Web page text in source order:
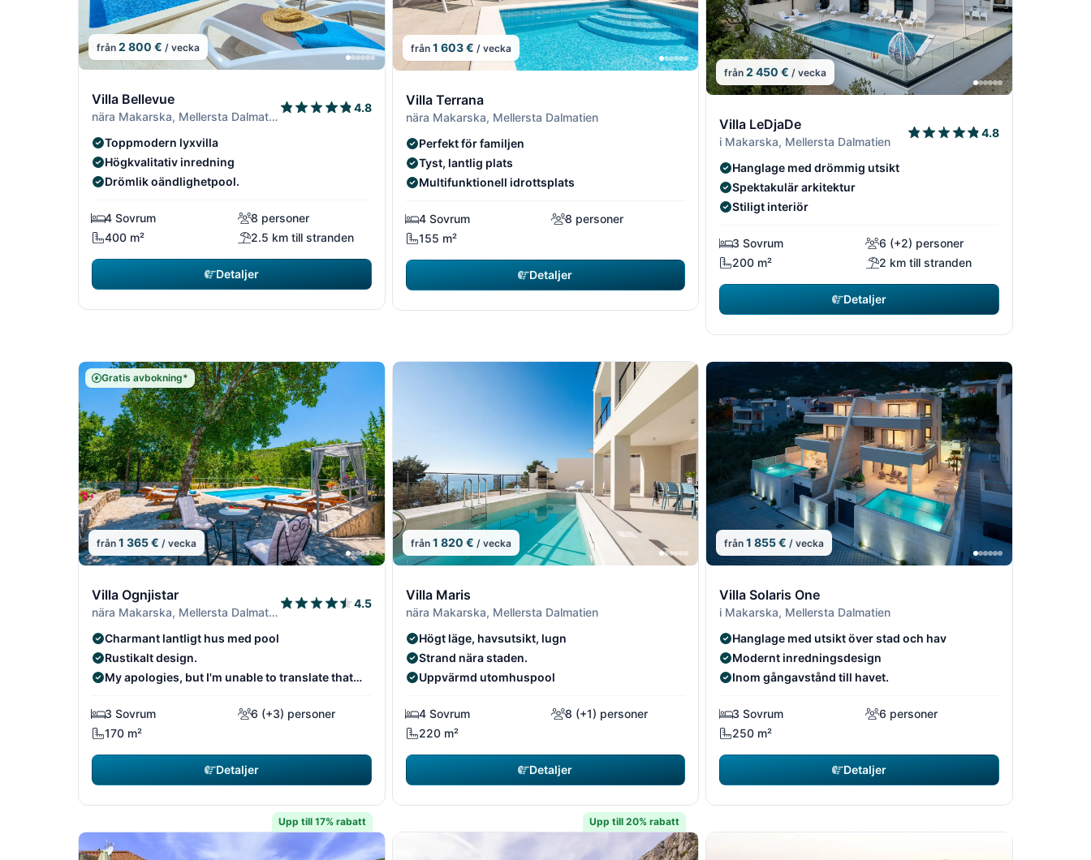
7/19 7/19
från 2 800 € / vecka
Villa Bellevue
nära Makarska, Mellersta Dalmatien
4.8
Toppmodern lyxvilla
Högkvalitativ inredning
Drömlik oändlighetpool.
4 Sovrum
8 personer
400 m²
2.5 km till stranden
Detaljer
8/19
från 1 603 € / vecka
Villa Terrana
nära Makarska, Mellersta Dalmatien
Perfekt för familjen
Tyst, lantlig plats
Multifunktionell idrottsplats
4 Sovrum
8 personer
155 m²
Detaljer
från2 450 € / vecka
Villa LeDjaDe
i Makarska, Mellersta Dalmatien
4.8
Hanglage med drömmig utsikt
Spektakulär arkitektur
Stiligt interiör
3 Sovrum
6 (+2) personer
200 m²
2 km till stranden
Detaljer
Gratis avbokning*
från 1 365 € / vecka
Villa Ognjistar
nära Makarska, Mellersta Dalmatien
4.5
Charmant lantligt hus med pool
Rustikalt design.
My apologies, but I'm unable to translate that
3 Sovrum
6 (+3) personer
170 m²
Detaljer
från 1 820 € / vecka
Villa Maris
nära Makarska, Mellersta Dalmatien
Högt läge, havsutsikt, lugn
Strand nära staden.
Uppvärmd utomhuspool
4 Sovrum
8 (+1) personer
220 m²
Detaljer
från1 855 € / vecka
Villa Solaris One
i Makarska, Mellersta Dalmatien
Hanglage med utsikt över stad och hav
Modernt inredningsdesign
Inom gångavstånd till havet.
3 Sovrum
6 personer
250 m²
Detaljer
Upp till 17% rabatt Upp till 20% rabatt